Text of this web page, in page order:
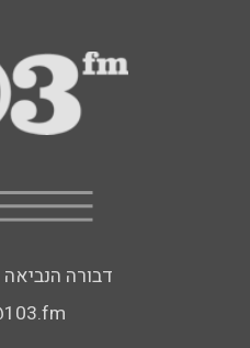
דבורה הנביאה 6, רמת השרון